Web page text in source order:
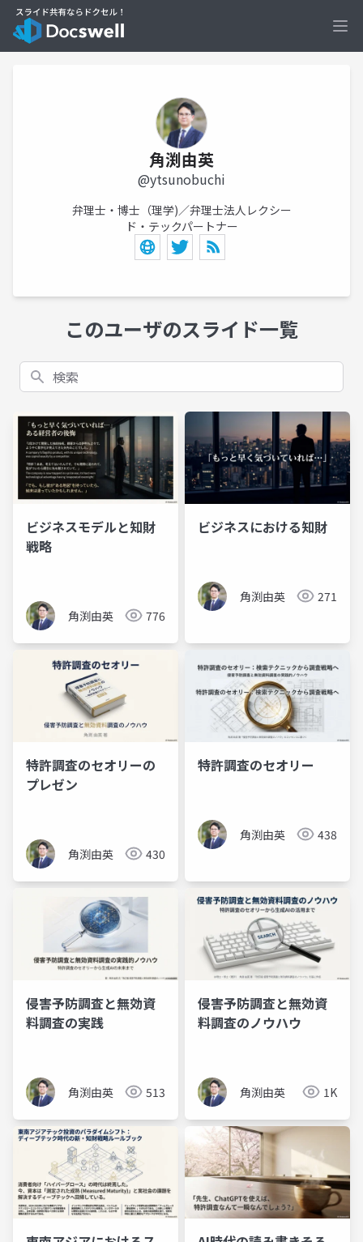
角渕由英
@ytsunobuchi
弁理士・博士（理学)／弁理士法人レクシー
ド・テックパートナー
このユーザのスライド一覧
検索
ビジネスモデルと知財
戦略
角渕由英 776
ビジネスにおける知財
角渕由英 271
特許調査のセオリーの
プレゼン
角渕由英 430
特許調査のセオリー
角渕由英 438
侵害予防調査と無効資
料調査の実践
角渕由英 513
侵害予防調査と無効資
料調査のノウハウ
角渕由英 1K